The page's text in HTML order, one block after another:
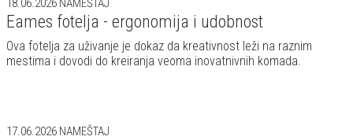
18.06.2026 NAMEŠTAJ
Eames fotelja - ergonomija i udobnost
Ova fotelja za uživanje je dokaz da kreativnost leži na raznim
mestima i dovodi do kreiranja veoma inovatnivnih komada.
17.06.2026 NAMEŠTAJ